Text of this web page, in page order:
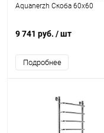
Aquanerzh Скоба 60х60
9 741 руб. / шт
Подробнее